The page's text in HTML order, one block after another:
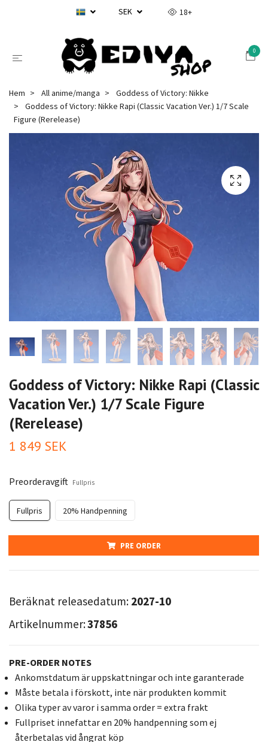
SEK 18+
0
Hem All anime/manga
Goddess of Victory: Nikke
Goddess of Victory: Nikke Rapi (Classic Vacation Ver.) 1/7 Scale
Figure (Rerelease)
Goddess of Victory: Nikke Rapi (Classic
Vacation Ver.) 1/7 Scale Figure
(Rerelease)
1 849 SEK
Preorderavgift Fullpris
Fullpris 20% Handpenning
PRE ORDER
Beräknat releasedatum: 2027-10
Artikelnummer:37856
PRE-ORDER NOTES
Ankomstdatum är uppskattningar och inte garanterade
Måste betala i förskott, inte när produkten kommit
Olika typer av varor i samma order = extra frakt
Fullpriset innefattar en 20% handpenning som ej
återbetalas vid ångrat köp